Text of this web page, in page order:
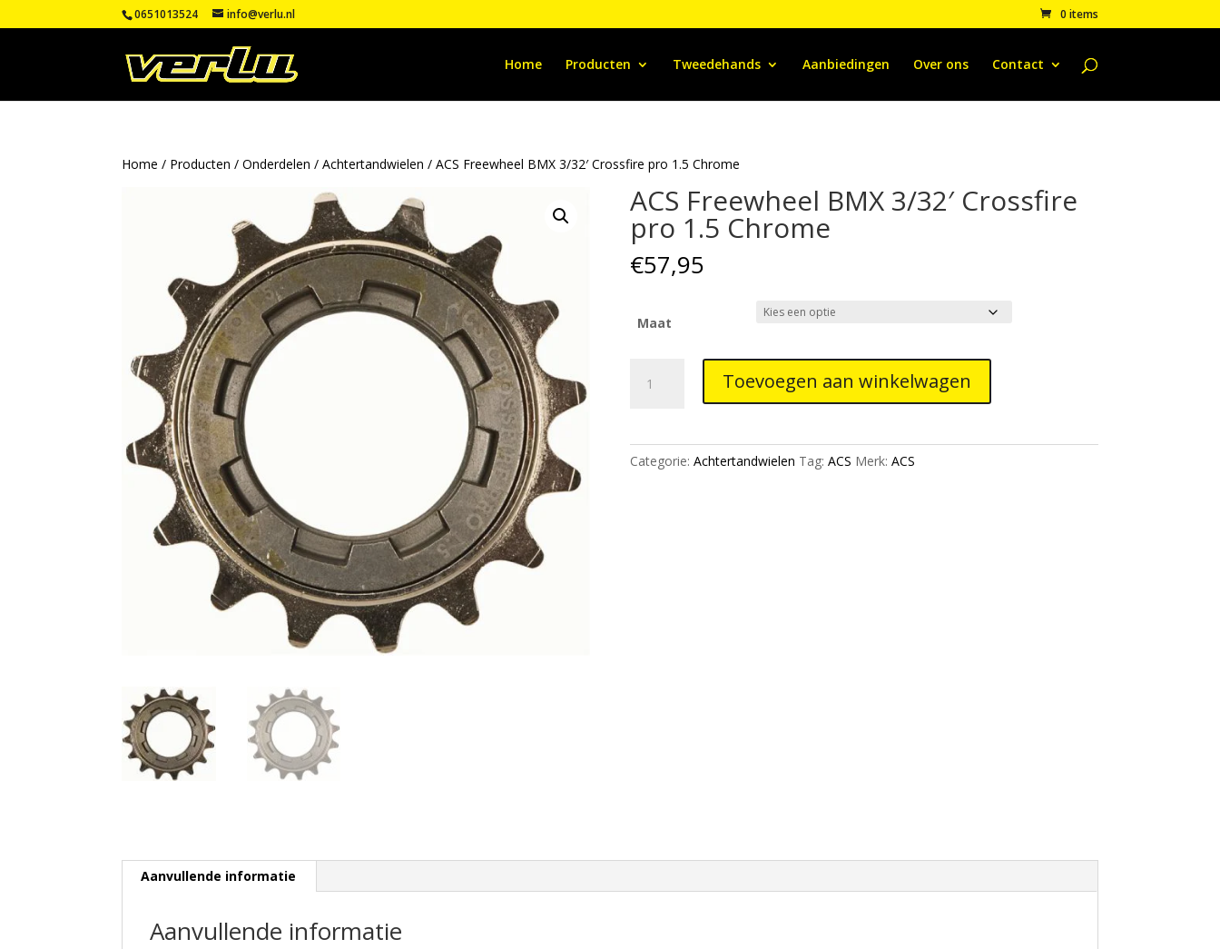
0651013524 info@verlu.nl 0 items
Home Producten Tweedehands Aanbiedingen Over ons Contact
Home / Producten /Onderdelen /Achtertandwielen / ACS Freewheel BMX 3/32′ Crossfire pro 1.5 Chrome
ACS Freewheel BMX 3/32′ Crossfire
pro 1.5 Chrome
€57,95
Maat
Freewheel
Toevoegen aan winkelwagen
Categorie: Achtertandwielen Tag: ACS Merk: ACS
Aanvullende informatie
Aanvullende informatie